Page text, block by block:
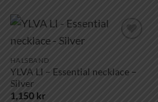
HALSBAND
YLVA LI – Essential necklace –
Silver
1,150 kr